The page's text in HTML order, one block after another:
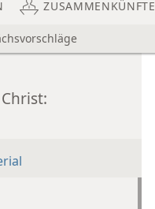
ZUSAMMENKÜNFTE